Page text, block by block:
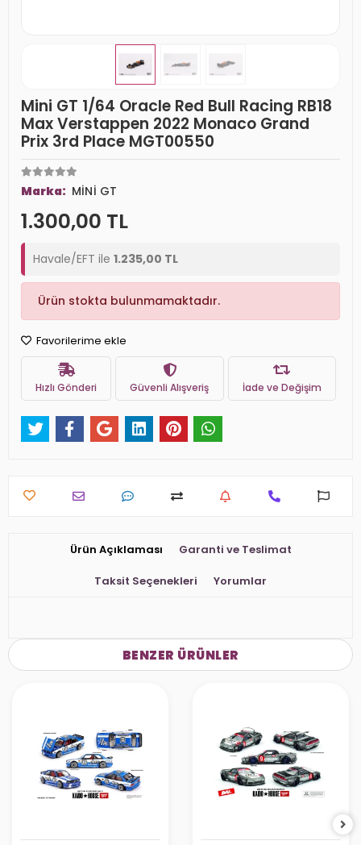
Mini GT 1/64 Oracle Red Bull Racing RB18
Max Verstappen 2022 Monaco Grand
Prix 3rd Place MGT00550
Marka: MİNİ GT
1.300,00 TL
Havale/EFT ile 1.235,00 TL
Ürün stokta bulunmamaktadır.
Favorilerime ekle
Hızlı Gönderi Güvenli Alışveriş İade ve Değişim
Ürün Açıklaması Garanti ve Teslimat
Taksit Seçenekleri Yorumlar
BENZER ÜRÜNLER